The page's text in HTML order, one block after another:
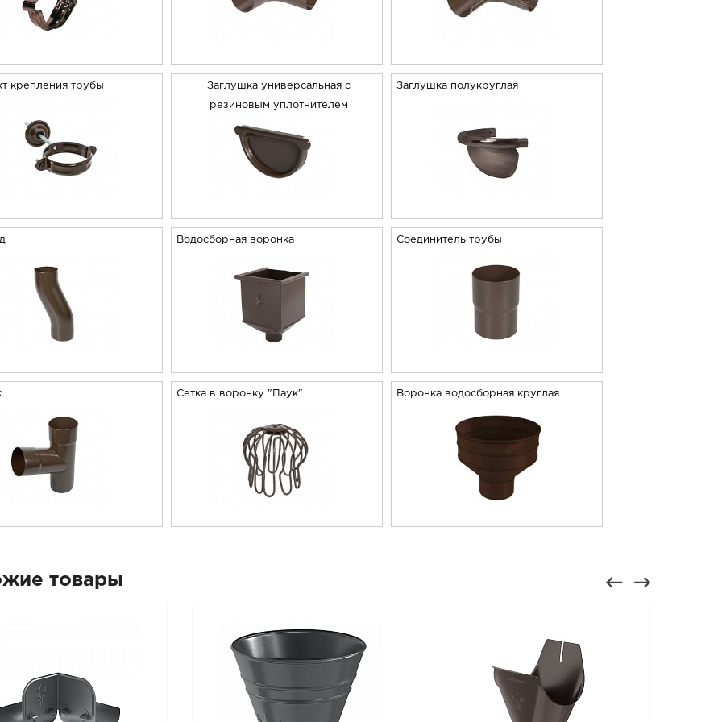
крепления трубы Заглушка универсальная с
резиновым уплотнителем
Заглушка полукруглая
Водосборная воронка Соединитель трубы
Сетка в воронку "Паук" Воронка водосборная круглая
товары